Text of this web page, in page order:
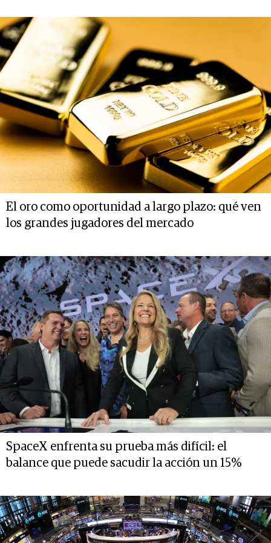
El oro como oportunidad a largo plazo: qué ven
los grandes jugadores del mercado
SpaceX enfrenta su prueba más difícil: el
balance que puede sacudir la acción un 15%